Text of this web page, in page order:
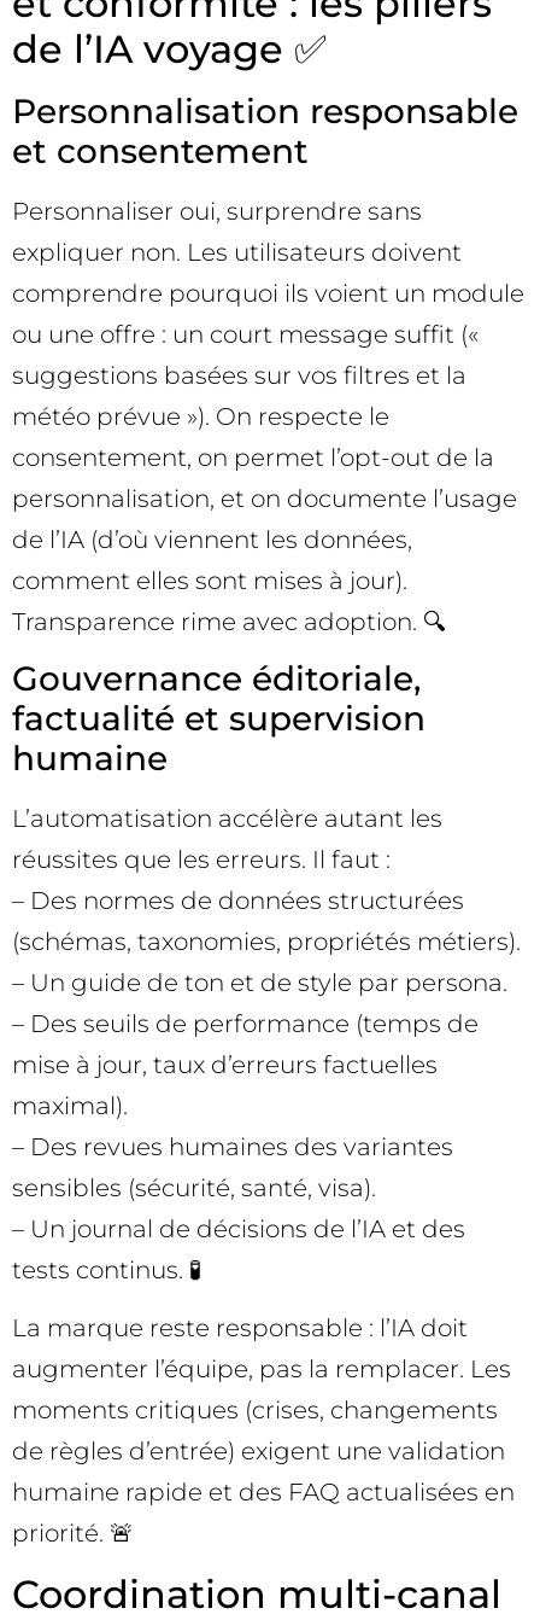
de l’IA voyage ✅
Personnalisation responsable
et consentement
Personnaliser oui, surprendre sans
expliquer non. Les utilisateurs doivent
comprendre pourquoi ils voient un module
ou une offre : un court message suffit («
suggestions basées sur vos filtres et la
météo prévue »). On respecte le
consentement, on permet l’opt-out de la
personnalisation, et on documente l’usage
de l’IA (d’où viennent les données,
comment elles sont mises à jour).
Transparence rime avec adoption. 🔍
Gouvernance éditoriale,
factualité et supervision
humaine
L’automatisation accélère autant les
réussites que les erreurs. Il faut :
– Des normes de données structurées
(schémas, taxonomies, propriétés métiers).
– Un guide de ton et de style par persona.
– Des seuils de performance (temps de
mise à jour, taux d’erreurs factuelles
maximal).
– Des revues humaines des variantes
sensibles (sécurité, santé, visa).
– Un journal de décisions de l’IA et des
tests continus. 🧪
La marque reste responsable : l’IA doit
augmenter l’équipe, pas la remplacer. Les
moments critiques (crises, changements
de règles d’entrée) exigent une validation
humaine rapide et des FAQ actualisées en
priorité. 🚨
Coordination multi-canal